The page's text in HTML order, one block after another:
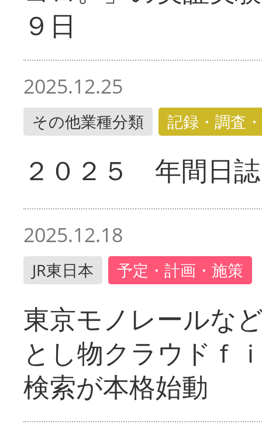
９日
2025.12.25
その他業種分類 記録・調査
２０２５ 年間日誌
2025.12.18
JR東日本 予定・計画・施策
東京モノレールな
とし物クラウドｆ
検索が本格始動